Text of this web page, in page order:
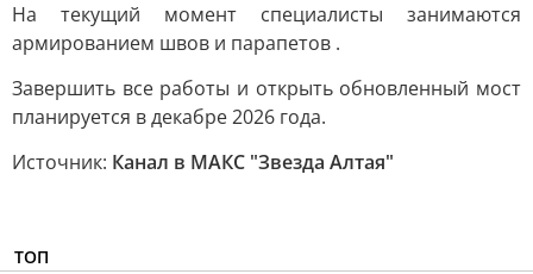
На текущий момент специалисты занимаются
армированием швов и парапетов .
Завершить все работы и открыть обновленный мост
планируется в декабре 2026 года.
Источник: Канал в МАКС "Звезда Алтая"
ТОП